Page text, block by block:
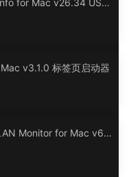
v3.1.0 标签页启动器
Monitor for Mac v6.